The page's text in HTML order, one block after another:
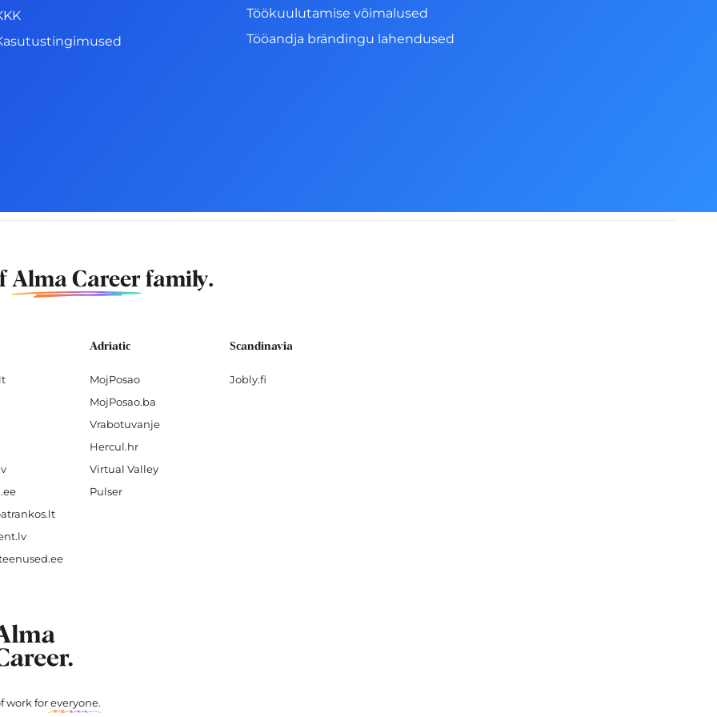
Töökuulutamise võimalused
Tööandja brändingu lahendused
Alma Careerfamily.
Adriatic
MojPosao
MojPosao.ba
Vrabotuvanje
Hercul.hr
Virtual Valley
Pulser
Scandinavia
Jobly.fi
work foreveryone.